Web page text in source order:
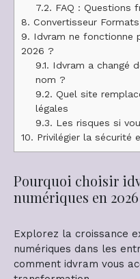
7.2. FAQ : Questions
8. Convertisseur
9. Idvram ne fonctionne
2026 ?
9.1. Idvram a changé
nom ?
9.2. Quel site
légales
9.3. Les risques si
10. Privilégier la sécurité
Pourquoi choisir
numériques en
Explorez la croissance
numériques dans les
comment idvram vous